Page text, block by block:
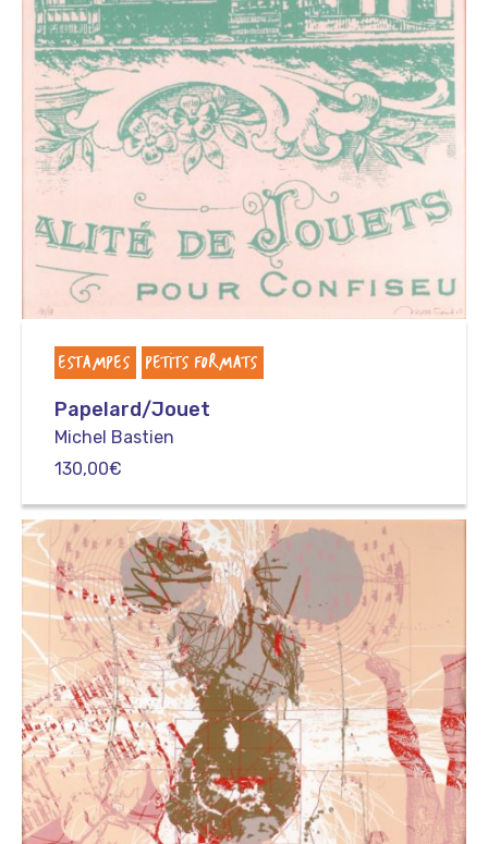
ESTAMPES PETITS FORMATS
Papelard/Jouet
Michel Bastien
130,00€